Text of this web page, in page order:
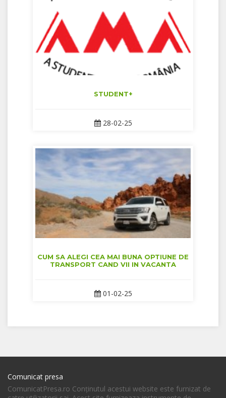
STUDENT+
28-02-25
CUM SA ALEGI CEA MAI BUNA OPTIUNE DE
TRANSPORT CAND VII IN VACANTA
01-02-25
Comunicat presa
ComunicatPresa.ro Conţinutul acestui website este furnizat de